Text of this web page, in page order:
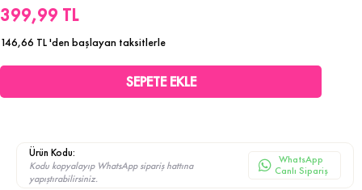
399,99 TL
146,66 TL'den başlayan taksitlerle
Ürün Kodu:
Kodu kopyalayıp WhatsApp sipariş hattına
yapıştırabilirsiniz.
WhatsApp
Canlı Sipariş